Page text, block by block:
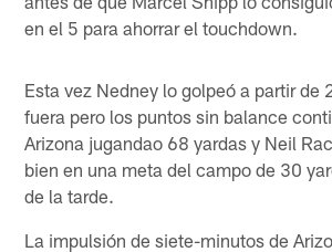
en el 5 para ahorrar el touchdown.
Esta vez Nedney lo golpeó a partir de
fuera pero los puntos sin balance
Arizona jugandao 68 yardas y Neil
bien en una meta del campo de 30
de la tarde.
La impulsión de siete-minutos de